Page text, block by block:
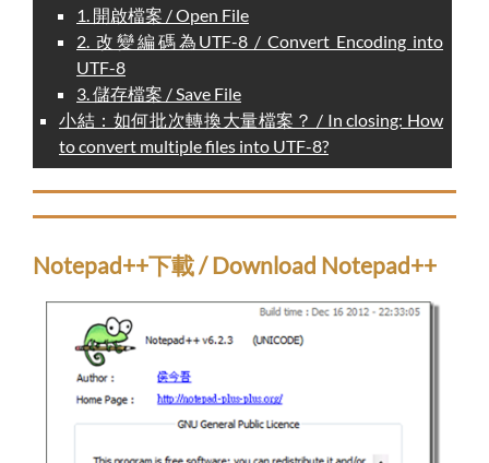
1. 開啟檔案 / Open File
2. 改變編碼為UTF-8 / Convert Encoding into
UTF-8
3. 儲存檔案 / Save File
小結：如何批次轉換大量檔案？ / In closing: How
to convert multiple files into UTF-8?
Notepad++下載 / Download Notepad++